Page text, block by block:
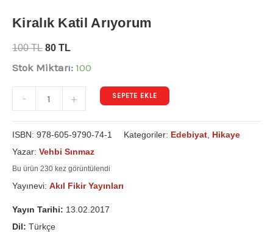
Kiralık Katil Arıyorum
100TL 80 TL
Stok Miktarı: 100
- + SEPETE EKLE
ISBN: 978-605-9790-74-1 Kategoriler: Edebiyat Hikaye
Yazar: Vehbi Sınmaz
Bu ürün 230 kez görüntülendi
Yayınevi: Akıl Fikir Yayınları
Yayın Tarihi: 13.02.2017
Dil: Türkçe